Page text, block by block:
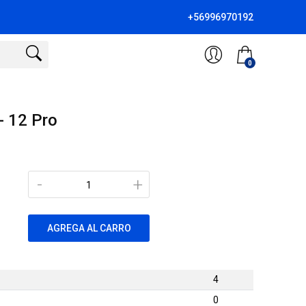
+56996970192
0
12 Pro
+
-
AGREGA AL CARRO
4
0